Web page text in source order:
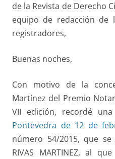
de la Revista de Derecho
equipo de redacción de
registradores,
Buenas noches,
Con motivo de la
Martínez del Premio
VII edición, recordé una
Pontevedra de 12 de
número 54/2015, que
RIVAS MARTINEZ, al